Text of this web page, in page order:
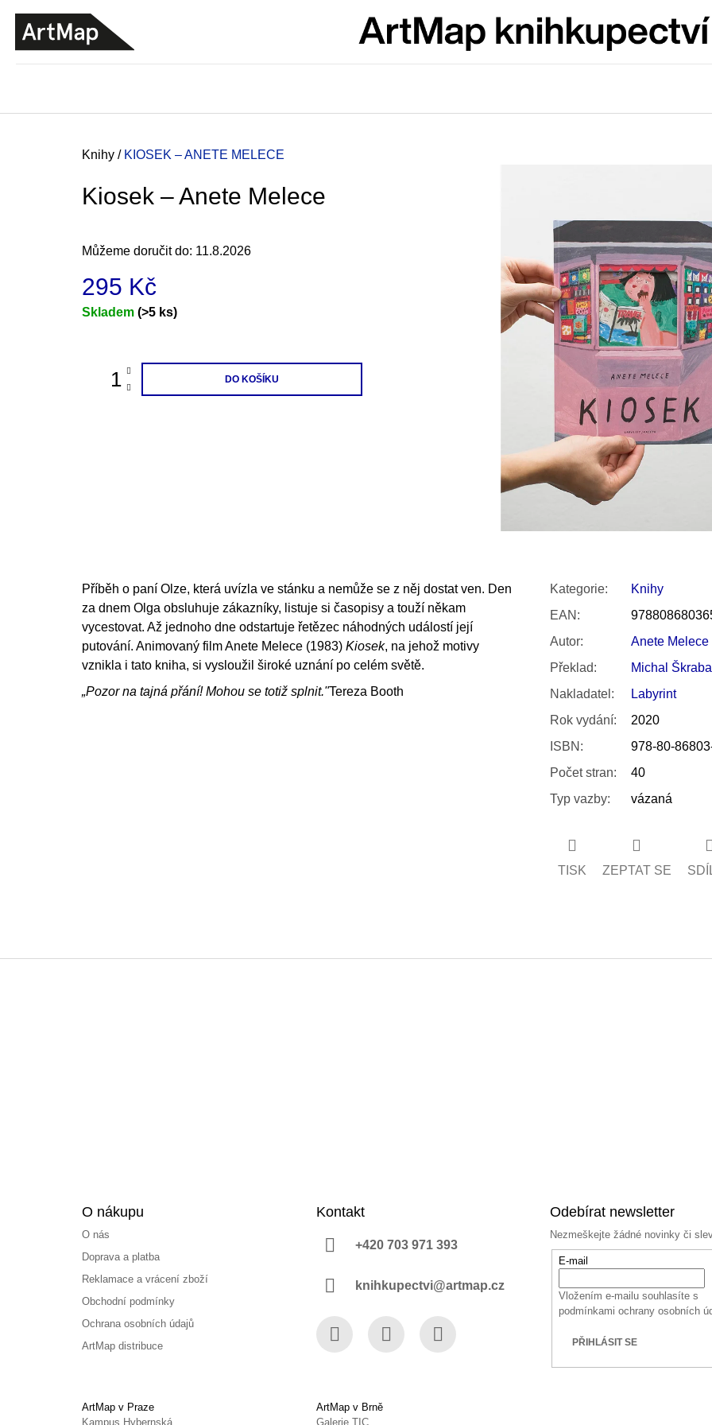
Domů
Knihy / KIOSEK – ANETE MELECE
Kiosek – Anete Melece
Můžeme doručit do: 11.8.2026
295 Kč
Měrná
Skladem (>5 ks)
DO KOŠÍKU
Příběh o paní Olze, která uvízla ve stánku a nemůže se z něj dostat ven. Den
za dnem Olga obsluhuje zákazníky, listuje si časopisy a touží někam
vycestovat. Až jednoho dne odstartuje řetězec náhodných událostí její
putování. Animovaný film Anete Melece (1983) Kiosek, na jehož motivy
vznikla i tato kniha, si vysloužil široké uznání po celém světě.
„Pozor na tajná přání! Mohou se totiž splnit."Tereza Booth
Kategorie:
Knihy
EAN :
Autor:
Anete Melece
Překlad:
Michal Škrabal
Nakladatel :
Labyrint
Rok vydání:
2020
ISBN :
978-80-
Počet stran:
40
Typ vazby: vázaná
TISK ZEPTAT SE
ZPĚT
DO
OBCHODU
ZPĚT
DO
OBCHODU
200 Kč
VÝVAR
NEJEN
300 Kč
Původně: 350 Kč
O nákupu
O nás
Doprava a platba
Reklamace a vrácení zboží
Obchodní podmínky
Ochrana osobních údajů
ArtMap distribuce
Kontakt
+420 703 971 393
knihkupectvi@artmap.cz
Odebírat newsletter
Nezmeškejte žádné novinky či
E-mail
Vložením e-mailu souhlasíte s
podmínkami ochrany osobních
PŘIHLÁSIT SE
ArtMap v Praze
Kampus Hybernská
ArtMap v Brně
Galerie TIC